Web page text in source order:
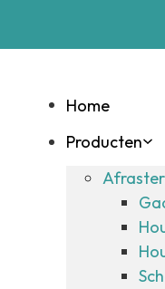
Home
Producten